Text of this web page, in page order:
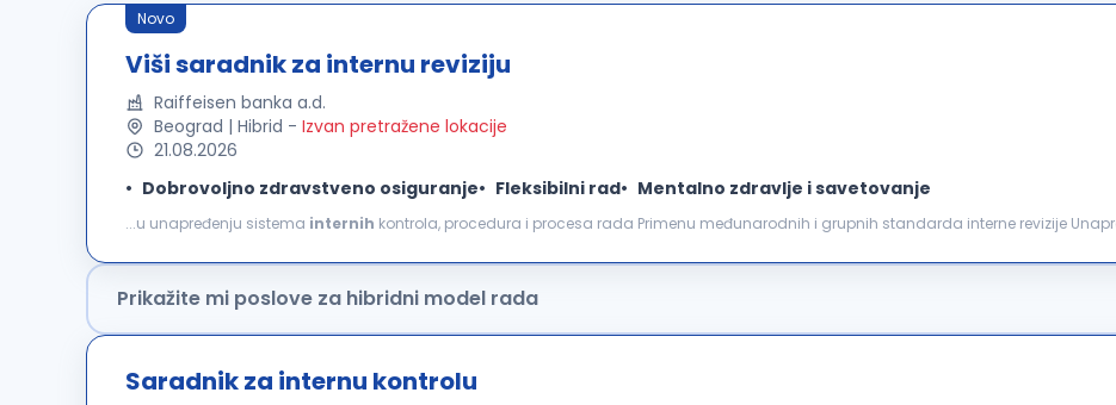
Novo
Viši saradnik za internu reviziju
Raiffeisen banka a.d.
Beograd | Hibrid - Izvan pretražene lokacije
21.08.2026
Dobrovoljno zdravstveno osiguranje
Fleksibilni rad Mentalno zdravlje i savetovanje
...u unapređenju sistema internih kontrola, procedura i procesa rada Primenu međunarodnih i grupnih standarda interne revizije
Prikažite mi poslove za hibridni model rada
Saradnik za internu kontrolu